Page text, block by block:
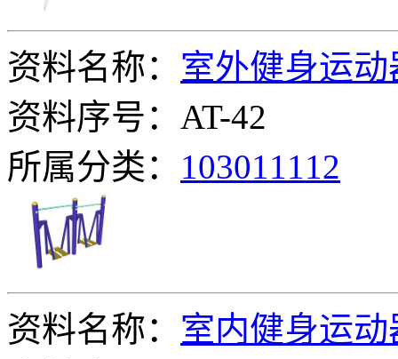
资料名称： 室外健身运动
资料序号：AT-42
所属分类： 103011112
资料名称： 室内健身运动